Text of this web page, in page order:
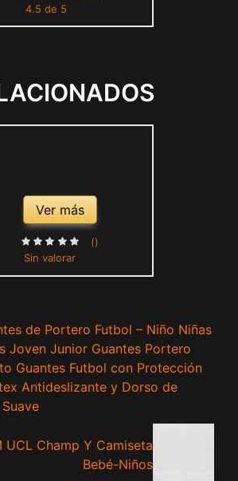
4.5 de 5
Ver más
Sin valorar
()
de Portero Futbol – Niño Niñas
Joven Junior Guantes Portero
Guantes Futbol con Protección
Antideslizante y Dorso de
UCL Champ Y Camiseta
Bebé-Niños